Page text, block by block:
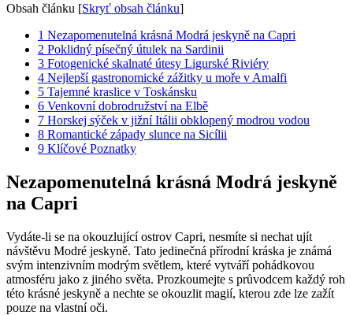
Obsah článku [Skryť obsah článku]
1 Nezapomenutelná krásná Modrá jeskyně na Capri
2 Poklidný písečný útulek na Sardinii
3 Fotogenické skalnaté útesy Ligurské Riviéry
4 Nejlepší gastronomické zážitky u moře v Amalfi
5 Tajemné kraslice v Toskánsku
6 Venkovní dobrodružství na Elbě
7 Horskej sýček v jižní Itálii obklopený modrou vodou
8 Romantické západy slunce na Sicílii
9 Klíčové Poznatky
Nezapomenutelná krásná Modrá jeskyně
na Capri
Vydáte-li se na okouzlující ostrov Capri, nesmíte si nechat ujít
návštěvu Modré jeskyně. Tato jedinečná přírodní kráska je známá
svým intenzivním modrým světlem, které vytváří pohádkovou
atmosféru jako z jiného světa. Prozkoumejte s průvodcem každý roh
této krásné jeskyně a nechte se okouzlit magií, kterou zde lze zažít
pouze na vlastní oči.